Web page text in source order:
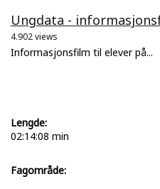
Ungdata -
4.902 views
Informasjonsfilm til elever på...
Lengde:
02:14:08 min
Fagområde: